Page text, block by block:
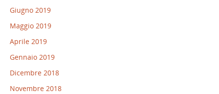
Giugno 2019
Maggio 2019
Aprile 2019
Gennaio 2019
Dicembre 2018
Novembre 2018